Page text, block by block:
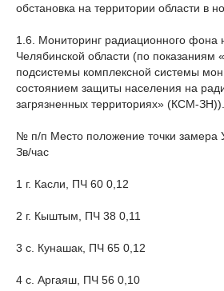
обстановка на территории области в
1.6. Мониторинг радиационного фона
Челябинской области (по показаниям
подсистемы комплексной системы
состоянием защиты населения на
загрязненных территориях» (КСМ-ЗН)).
№ п/п Место положение точки замера
Зв/час
1 г. Касли, ПЧ 60 0,12
2 г. Кыштым, ПЧ 38 0,11
3 с. Кунашак, ПЧ 65 0,12
4 с. Аргаяш, ПЧ 56 0,10